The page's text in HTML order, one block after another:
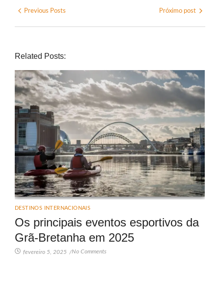
Previous Posts Próximo post
Related Posts:
DESTINOS INTERNACIONAIS
Os principais eventos esportivos da
Grã-Bretanha em 2025
fevereiro 5, 2025 /No Comments